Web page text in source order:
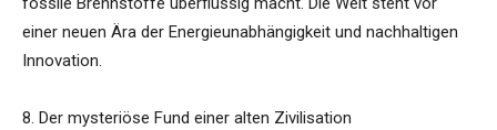
einer neuen Ära der Energieunabhängigkeit und nachhaltigen
Innovation.
8. Der mysteriöse Fund einer alten Zivilisation